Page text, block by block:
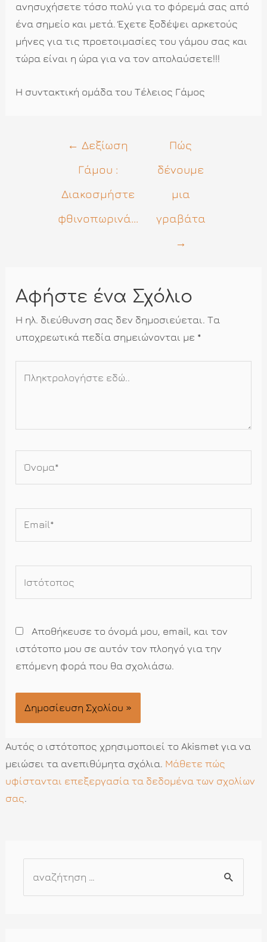
ανησυχήσετε τόσο πολύ για το φόρεμά σας από
ένα σημείο και μετά. Έχετε ξοδέψει αρκετούς
μήνες για τις προετοιμασίες του γάμου σας και
τώρα είναι η ώρα για να τον απολαύσετε!!!
Η συντακτική ομάδα του Τέλειος Γάμος
Πλοήγηση
← Δεξίωση
Γάμου :
Διακοσμήστε
φθινοπωρινά...
Πώς
δένουμε
μια
γραβάτα
→
Αφήστε ένα Σχόλιο
Η ηλ. διεύθυνση σας δεν δημοσιεύεται. Τα
υποχρεωτικά πεδία σημειώνονται με *
Αποθήκευσε το όνομά μου, email, και τον
ιστότοπο μου σε αυτόν τον πλοηγό για την
επόμενη φορά που θα σχολιάσω.
Αυτός ο ιστότοπος χρησιμοποιεί το Akismet για να
μειώσει τα ανεπιθύμητα σχόλια. Μάθετε πώς
υφίστανται επεξεργασία τα δεδομένα των σχολίων
σας.